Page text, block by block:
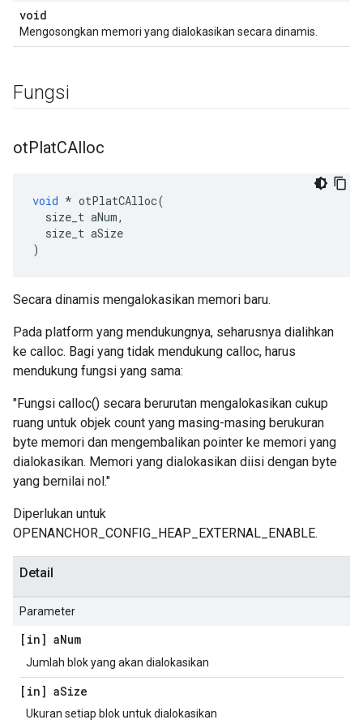
void
Mengosongkan memori yang dialokasikan secara dinamis.
Fungsi
otPlatCAlloc
void * otPlatCAlloc(
size_t aNum,
size_t aSize
)
Secara dinamis mengalokasikan memori baru.
Pada platform yang mendukungnya, seharusnya dialihkan
ke calloc. Bagi yang tidak mendukung calloc, harus
mendukung fungsi yang sama:
"Fungsi calloc() secara berurutan mengalokasikan cukup
ruang untuk objek count yang masing-masing berukuran
byte memori dan mengembalikan pointer ke memori yang
dialokasikan. Memori yang dialokasikan diisi dengan byte
yang bernilai nol."
Diperlukan untuk
OPENANCHOR_CONFIG_HEAP_EXTERNAL_ENABLE.
Detail
Parameter
[in] aNum
Jumlah blok yang akan dialokasikan
[in] aSize
Ukuran setiap blok untuk dialokasikan